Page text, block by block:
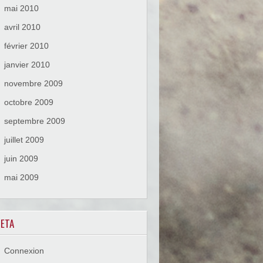
mai 2010
avril 2010
février 2010
janvier 2010
novembre 2009
octobre 2009
septembre 2009
juillet 2009
juin 2009
mai 2009
Connexion